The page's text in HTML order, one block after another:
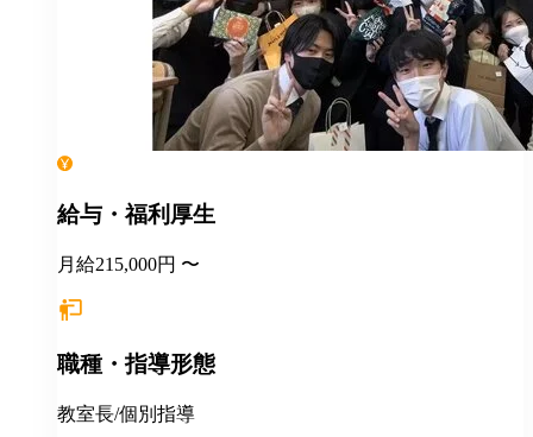
給与・福利厚生
月給215,000円 〜
職種・指導形態
教室長/個別指導